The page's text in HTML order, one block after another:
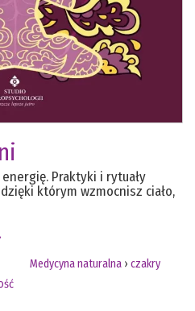
Praktyki i rytuały
którym wzmocnisz ciało,
Medycyna naturalna › czakry